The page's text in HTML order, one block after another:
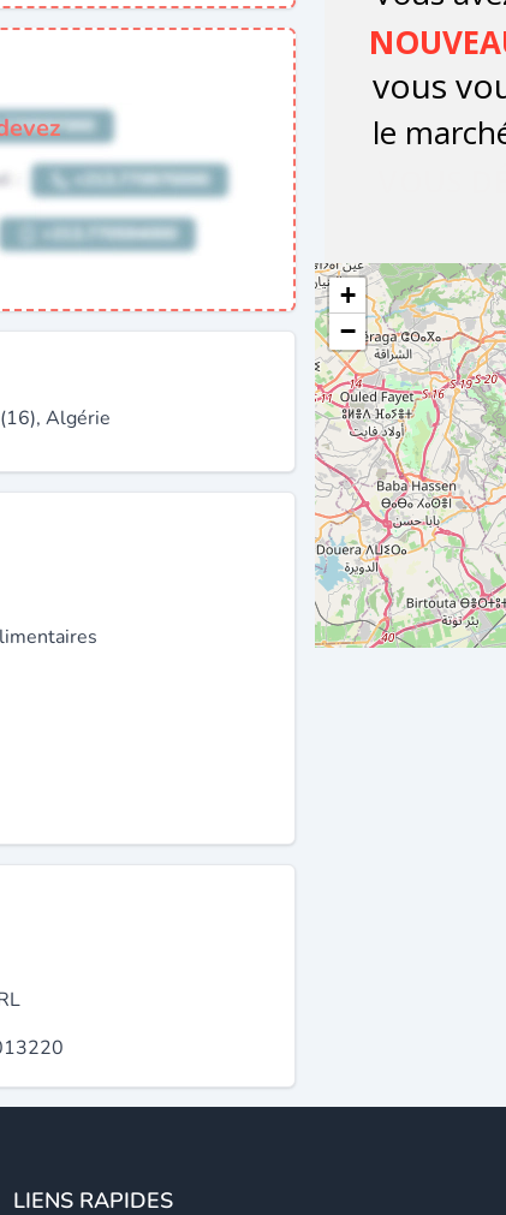
Algérie
+
−
LIENS RAPIDES